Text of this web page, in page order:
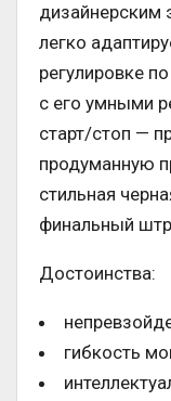
дизайнерским
легко
регулировке
с его умными
старт/стоп —
продуманную
стильная
финальный
Достоинства:
гибкость